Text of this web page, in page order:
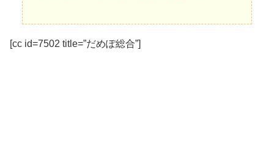
[cc id=7502 title=”だめぽ総合”]